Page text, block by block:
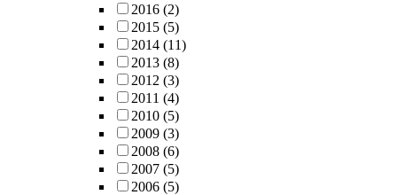
2016 (2)
2015 (5)
2014 (11)
2013 (8)
2012 (3)
2011 (4)
2010 (5)
2009 (3)
2008 (6)
2007 (5)
2006 (5)